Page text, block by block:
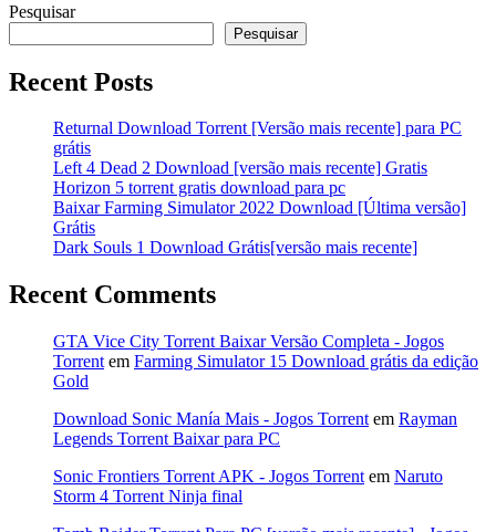
Pesquisar
Pesquisar
Recent Posts
Returnal Download Torrent [Versão mais recente] para PC
grátis
Left 4 Dead 2 Download [versão mais recente] Gratis
Horizon 5 torrent gratis download para pc
Baixar Farming Simulator 2022 Download [Última versão]
Grátis
Dark Souls 1 Download Grátis[versão mais recente]
Recent Comments
GTA Vice City Torrent Baixar Versão Completa - Jogos
Torrent em Farming Simulator 15 Download grátis da edição
Gold
Download Sonic Manía Mais - Jogos Torrent em Rayman
Legends Torrent Baixar para PC
Sonic Frontiers Torrent APK - Jogos Torrent em Naruto
Storm 4 Torrent Ninja final